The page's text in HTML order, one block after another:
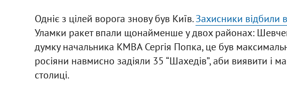
Одніє з цілей ворога знову був Київ.Захисники відбили
Уламки ракет впали щонайменше у двох районах:
думку начальника КМВА Сергія Попка, це був
росіяни навмисно задіяли 35 “Шахедів”, аби виявити і
столиці.